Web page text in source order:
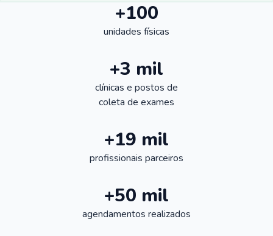
+100
unidades físicas
+3 mil
clínicas e postos de
coleta de exames
+19 mil
profissionais parceiros
+50 mil
agendamentos realizados